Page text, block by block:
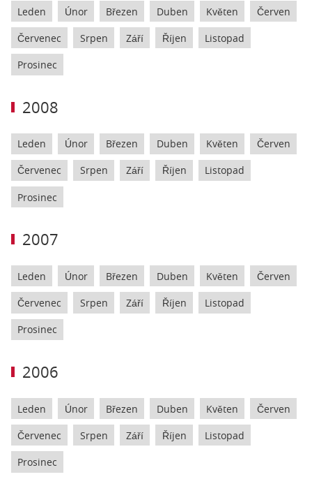
Leden Únor Březen Duben Květen Červen
Červenec Srpen Září Říjen Listopad
Prosinec
2008
Leden Únor Březen Duben Květen Červen
Červenec Srpen Září Říjen Listopad
Prosinec
2007
Leden Únor Březen Duben Květen Červen
Červenec Srpen Září Říjen Listopad
Prosinec
2006
Leden Únor Březen Duben Květen Červen
Červenec Srpen Září Říjen Listopad
Prosinec